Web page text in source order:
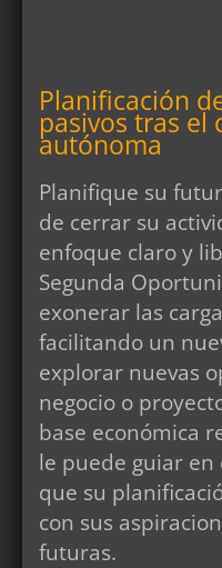
Planificación
pasivos tras el
autónoma
Planifique su
de cerrar su
enfoque claro y
Segunda
exonerar las
facilitando un
explorar nuevas
negocio o
base económica
le puede guiar en
que su
con sus
futuras.